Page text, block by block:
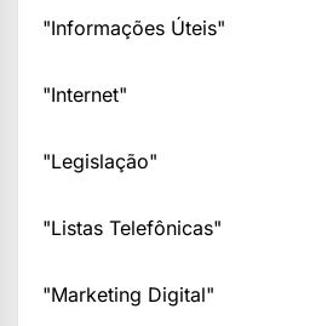
"Informações Úteis"
"Internet"
"Legislação"
"Listas Telefônicas"
"Marketing Digital"